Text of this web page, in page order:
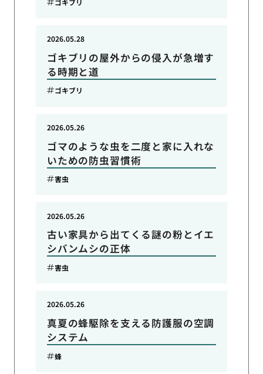
ゴキブリの屋外からの侵入が急増す
る時期と道
2026.05.28
ゴキブリ
ゴマのような虫を二度と家に入れな
いための防虫習慣術
2026.05.26
害虫
古い家具から出てくる謎の粉とイエ
シバンムシの正体
2026.05.26
害虫
真夏の蜂駆除を支える防護服の空調
システム
2026.05.26
蜂